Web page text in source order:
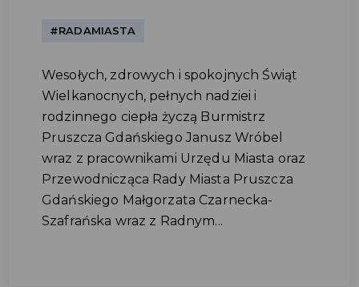
#RADAMIASTA
Wesołych, zdrowych i spokojnych Świąt
Wielkanocnych, pełnych nadziei i
rodzinnego ciepła życzą Burmistrz
Pruszcza Gdańskiego Janusz Wróbel
wraz z pracownikami Urzędu Miasta oraz
Przewodnicząca Rady Miasta Pruszcza
Gdańskiego Małgorzata Czarnecka-
Szafrańska wraz z Radnym...